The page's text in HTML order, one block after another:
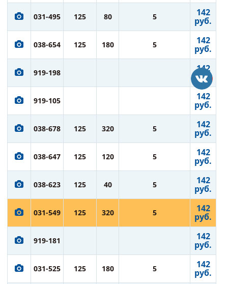
031-495 125 80 5 142
руб.
038-654 125 180 5 142
руб.
919-198 142
руб.
919-105 142
руб.
038-678 125 320 5 142
руб.
038-647 125 120 5 142
руб.
038-623 125 40 5 142
руб.
031-549 125 320 5 142
руб.
919-181 142
руб.
031-525 125 180 5 142
руб.